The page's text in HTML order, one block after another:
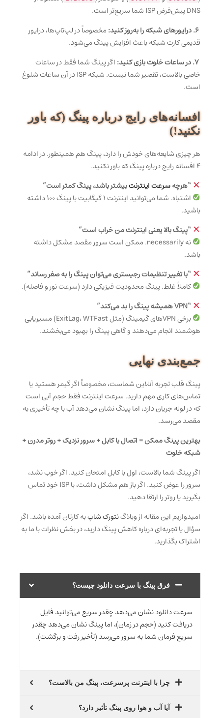
DNS پیش‌فرض ISP شما سریع‌تر است.
مخصوصاً در لپ‌تاپ‌ها، درایور
قدیمی کارت شبکه باعث افزایش پینگ می‌شود.
اگر پینگ شما فقط در ساعات
خاصی بالاست، تقصیر شما نیست. شبکه ISP در آن ساعات شلوغ
است.
افسانه‌های رایج درباره پینگ (که باور
نکنید!)
هر چیزی شایعه‌های خودش را دارد، پینگ هم همینطور. در ادامه
۴ افسانه رایج درباره پینگ که باور نکنید.
“هرچهسرعت اینترنتبیشتر باشد، پینگ کمتر است”
اشتباه. شما می‌توانید اینترنت ۱ گیگابیت با پینگ ۱۰۰ داشته
باشید.
“پینگ بالا یعنی اینترنت من خراب است”
نه necessarily. ممکن است سرور مقصد مشکل داشته
باشد.
“با تغییر تنظیمات رجیستری می‌توان پینگ را به صفر رساند”
کاملاً غلط. پینگ محدودیت فیزیکی دارد (سرعت نور و فاصله).
“VPN همیشه پینگ را بد می‌کند”
برخی VPNهای گیمینگ (مثل ExitLag، WTFast) مسیریابی
هوشمند انجام می‌دهند و گاهی پینگ را بهبود می‌بخشند.
جمع‌بندی نهایی
پینگ قلب تجربه آنلاین شماست، مخصوصاً اگر گیمر هستید یا
تماس‌های کاری مهم دارید. سرعت اینترنت فقط حجم آبی است
که در لوله جریان دارد، اما پینگ نشان می‌دهد آب با چه تأخیری به
مقصد می‌رسد.
بهترین پینگ ممکن = اتصال با کابل + سرور نزدیک + روتر مدرن +
شبکه خلوت
اگر پینگ شما بالاست، اول با کابل امتحان کنید. اگر خوب نشد،
سرور را عوض کنید. اگر باز هم مشکل داشت، با ISP خود تماس
بگیرید یا روتر را ارتقا دهید.
امیدواریم این مقاله از وبلاگنتورک شاپبه کارتان آمده باشد. اگر
سؤال یا تجربه‌ای درباره کاهش پینگ دارید، در بخش نظرات با ما به
اشتراک بگذارید.
فرق پینگ با سرعت دانلود چیست؟
سرعت دانلود نشان می‌دهد چقدر سریع می‌توانید فایل
دریافت کنید (حجم در زمان)، اما پینگ نشان می‌دهد چقدر
سریع فرمان شما به سرور می‌رسد (تأخیر رفت و برگشت).
چرا با اینترنت پرسرعت، پینگ من بالاست؟
آیا آب و هوا روی پینگ تأثیر دارد؟